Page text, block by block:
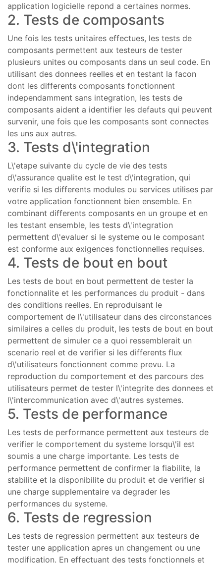
application logicielle repond a certaines normes.
2. Tests de composants
Une fois les tests unitaires effectues, les tests de
composants permettent aux testeurs de tester
plusieurs unites ou composants dans un seul code. En
utilisant des donnees reelles et en testant la facon
dont les differents composants fonctionnent
independamment sans integration, les tests de
composants aident a identifier les defauts qui peuvent
survenir, une fois que les composants sont connectes
les uns aux autres.
3. Tests d\'integration
L\'etape suivante du cycle de vie des tests
d\'assurance qualite est le test d\'integration, qui
verifie si les differents modules ou services utilises par
votre application fonctionnent bien ensemble. En
combinant differents composants en un groupe et en
les testant ensemble, les tests d\'integration
permettent d\'evaluer si le systeme ou le composant
est conforme aux exigences fonctionnelles requises.
4. Tests de bout en bout
Les tests de bout en bout permettent de tester la
fonctionnalite et les performances du produit - dans
des conditions reelles. En reproduisant le
comportement de l\'utilisateur dans des circonstances
similaires a celles du produit, les tests de bout en bout
permettent de simuler ce a quoi ressemblerait un
scenario reel et de verifier si les differents flux
d\'utilisateurs fonctionnent comme prevu. La
reproduction du comportement et des parcours des
utilisateurs permet de tester l\'integrite des donnees et
l\'intercommunication avec d\'autres systemes.
5. Tests de performance
Les tests de performance permettent aux testeurs de
verifier le comportement du systeme lorsqu\'il est
soumis a une charge importante. Les tests de
performance permettent de confirmer la fiabilite, la
stabilite et la disponibilite du produit et de verifier si
une charge supplementaire va degrader les
performances du systeme.
6. Tests de regression
Les tests de regression permettent aux testeurs de
tester une application apres un changement ou une
modification. En effectuant des tests fonctionnels et